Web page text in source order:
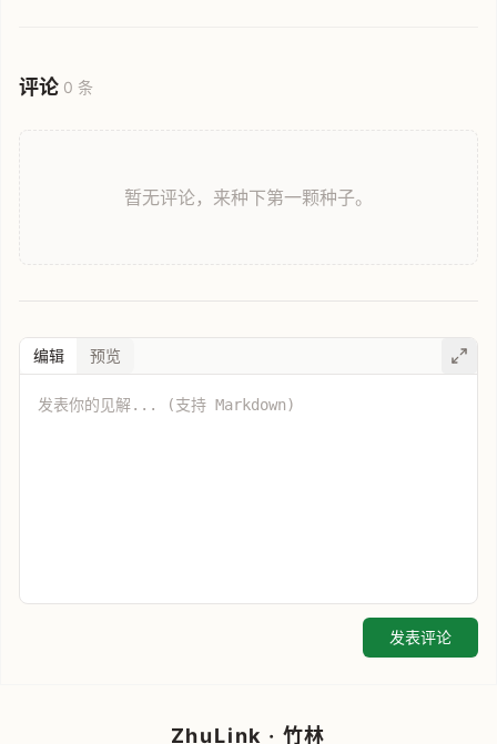
评论 0 条
暂无评论，来种下第一颗种子。
编辑 预览
发表评论
ZhuLink · 竹林